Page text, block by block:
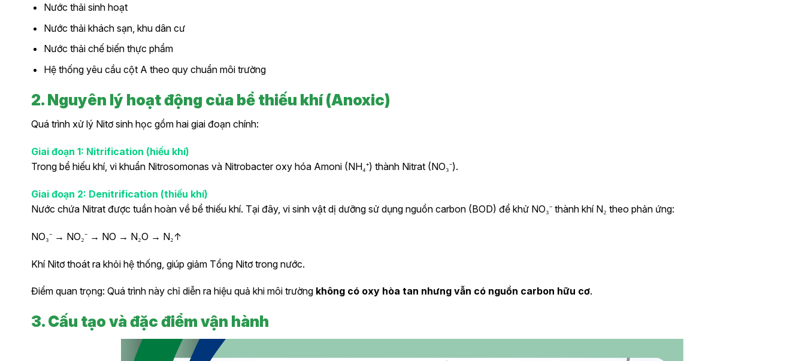
Nước thải sinh hoạt
Nước thải khách sạn, khu dân cư
Nước thải chế biến thực phẩm
Hệ thống yêu cầu cột A theo quy chuẩn môi trường
2. Nguyên lý hoạt động của bể thiếu khí (Anoxic)
Quá trình xử lý Nitơ sinh học gồm hai giai đoạn chính:
Giai đoạn 1: Nitrification (hiếu khí)
Trong bể hiếu khí, vi khuẩn Nitrosomonas và Nitrobacter oxy hóa Amoni (NH₄⁺) thành Nitrat (NO₃⁻).
Giai đoạn 2: Denitrification (thiếu khí)
Nước chứa Nitrat được tuần hoàn về bể thiếu khí. Tại đây, vi sinh vật dị dưỡng sử dụng nguồn carbon (BOD) để khử NO₃⁻ thành khí N₂ theo phản ứng:
NO₃⁻ → NO₂⁻ → NO → N₂O → N₂↑
Khí Nitơ thoát ra khỏi hệ thống, giúp giảm Tổng Nitơ trong nước.
Điểm quan trọng: Quá trình này chỉ diễn ra hiệu quả khi môi trường không có oxy hòa tan nhưng vẫn có nguồn carbon hữu cơ.
3. Cấu tạo và đặc điểm vận hành